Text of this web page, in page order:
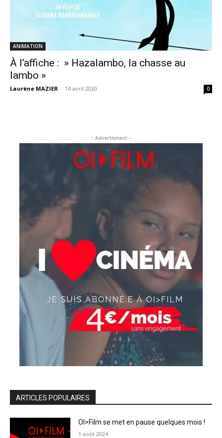
ANIMATION
À l’affiche : » Hazalambo, la chasse au
lambo »
Laurène MAZIER - 14 avril 2020 0
- Advertisment -
ARTICLES POPULAIRES
OI>Film se met en pause quelques mois !
1 août 2024